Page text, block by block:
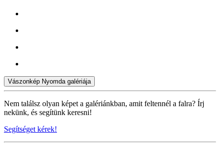
Vászonkép Nyomda galériája
Nem találsz olyan képet a galériánkban, amit feltennél a falra? Írj
nekünk, és segítünk keresni!
Segítséget kérek!